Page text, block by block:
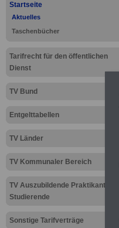
Startseite
Aktuelles
Taschenbücher
Tarifrecht für den öffentlichen
Dienst
TV Bund
Entgelttabellen
TV Länder
TV Kommunaler Bereich
TV Auszubildende Praktikanten
Studierende
Sonstige Tarifverträge